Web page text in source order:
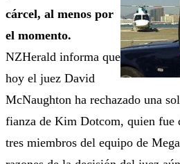
cárcel, al menos por
el momento.
NZHerald informa que
hoy el juez David
McNaughton ha rechazado una
fianza de Kim Dotcom, quien fue
tres miembros del equipo de